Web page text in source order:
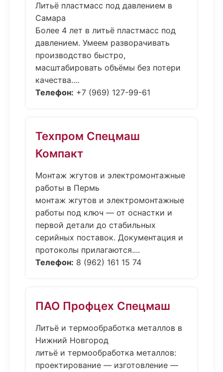
Литьё пластмасс под давлением в
Самара
Более 4 лет в литьё пластмасс под
давлением. Умеем разворачивать
производство быстро,
масштабировать объёмы без потери
качества....
Телефон: +7 (969) 127-99-61
Техпром Спецмаш
Компакт
Монтаж жгутов и электромонтажные
работы в Пермь
монтаж жгутов и электромонтажные
работы под ключ — от оснастки и
первой детали до стабильных
серийных поставок. Документация и
протоколы прилагаются....
Телефон: 8 (962) 161 15 74
ПАО Профцех Спецмаш
Литьё и термообработка металлов в
Нижний Новгород
литьё и термообработка металлов:
проектирование — изготовление —